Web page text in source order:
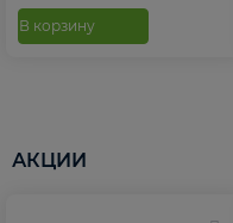
В корзину
АКЦИИ